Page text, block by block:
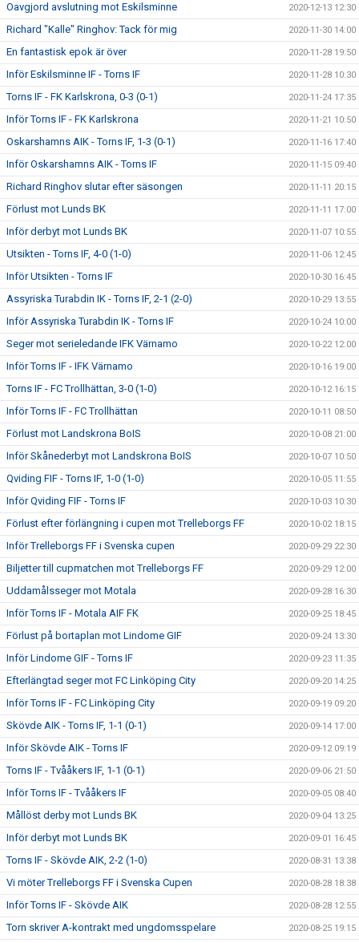
Oavgjord avslutning mot Eskilsminne 2020-12-13 12:30
Richard "Kalle" Ringhov: Tack för mig 2020-11-30 14:00
En fantastisk epok är över 2020-11-28 19:50
Inför Eskilsminne IF - Torns IF 2020-11-28 10:30
Torns IF - FK Karlskrona, 0-3 (0-1) 2020-11-24 17:35
Inför Torns IF - FK Karlskrona 2020-11-21 10:50
Oskarshamns AIK - Torns IF, 1-3 (0-1) 2020-11-16 17:40
Inför Oskarshamns AIK - Torns IF 2020-11-15 09:40
Richard Ringhov slutar efter säsongen 2020-11-11 20:15
Förlust mot Lunds BK 2020-11-11 17:00
Inför derbyt mot Lunds BK 2020-11-07 10:55
Utsikten - Torns IF, 4-0 (1-0) 2020-11-06 12:45
Inför Utsikten - Torns IF 2020-10-30 16:45
Assyriska Turabdin IK - Torns IF, 2-1 (2-0) 2020-10-29 13:55
Inför Assyriska Turabdin IK - Torns IF 2020-10-24 10:00
Seger mot serieledande IFK Värnamo 2020-10-22 12:00
Inför Torns IF - IFK Värnamo 2020-10-16 19:00
Torns IF - FC Trollhättan, 3-0 (1-0) 2020-10-12 16:15
Inför Torns IF - FC Trollhättan 2020-10-11 08:50
Förlust mot Landskrona BoIS 2020-10-08 21:00
Inför Skånederbyt mot Landskrona BoIS 2020-10-07 10:50
Qviding FIF - Torns IF, 1-0 (1-0) 2020-10-05 11:55
Inför Qviding FIF - Torns IF 2020-10-03 10:30
Förlust efter förlängning i cupen mot Trelleborgs FF 2020-10-02 18:15
Inför Trelleborgs FF i Svenska cupen 2020-09-29 22:30
Biljetter till cupmatchen mot Trelleborgs FF 2020-09-29 12:00
Uddamålsseger mot Motala 2020-09-28 16:30
Inför Torns IF - Motala AIF FK 2020-09-25 18:45
Förlust på bortaplan mot Lindome GIF 2020-09-24 13:30
Inför Lindome GIF - Torns IF 2020-09-23 11:35
Efterlängtad seger mot FC Linköping City 2020-09-20 14:25
Inför Torns IF - FC Linköping City 2020-09-19 09:20
Skövde AIK - Torns IF, 1-1 (0-1) 2020-09-14 17:00
Inför Skövde AIK - Torns IF 2020-09-12 09:19
Torns IF - Tvååkers IF, 1-1 (0-1) 2020-09-06 21:50
Inför Torns IF - Tvååkers IF 2020-09-05 08:40
Mållöst derby mot Lunds BK 2020-09-04 13:25
Inför derbyt mot Lunds BK 2020-09-01 16:45
Torns IF - Skövde AIK, 2-2 (1-0) 2020-08-31 13:38
Vi möter Trelleborgs FF i Svenska Cupen 2020-08-28 18:38
Inför Torns IF - Skövde AIK 2020-08-28 12:55
Torn skriver A-kontrakt med ungdomsspelare 2020-08-25 19:15